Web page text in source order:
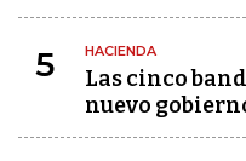
5 HACIENDA
Las cinco
nuevo